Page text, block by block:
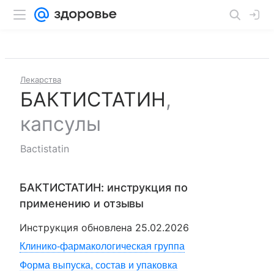
Лекарства
БАКТИСТАТИН,
капсулы
Bactistatin
БАКТИСТАТИН: инструкция по
применению и отзывы
Инструкция обновлена 25.02.2026
Клинико-фармакологическая группа
Форма выпуска, состав и упаковка